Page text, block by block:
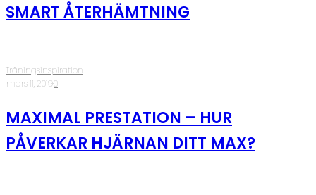
SMART ÅTERHÄMTNING
Träningsinspiration
·mars 11, 2019·0
MAXIMAL PRESTATION – HUR
PÅVERKAR HJÄRNAN DITT MAX?